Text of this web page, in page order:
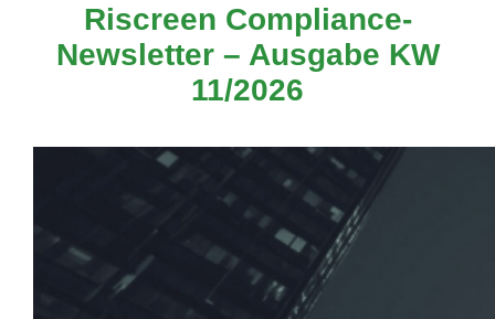
Riscreen Compliance-
Newsletter – Ausgabe KW
11/2026